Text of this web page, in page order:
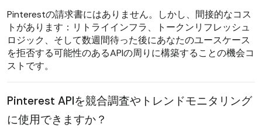
Pinterestの請求書にはありません。しかし、間接的なコス
トがあります：リトライインフラ、トークンリフレッシュ
ロジック、そして数週間待った後にあなたのユースケース
を拒否する可能性のあるAPIの周りに構築することの機会コ
ストです。
Pinterest APIを競合調査やトレンドモニタリング
に使用できますか？